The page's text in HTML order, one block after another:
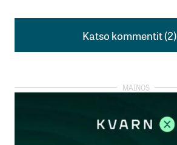
Katso kommentit (2)
Katso kommentit (2)
paremmasta ei ole.